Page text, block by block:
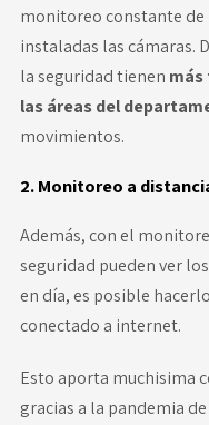
monitoreo constante
instaladas las cámaras.
la seguridad tienen
las áreas del
movimientos.
2. Monitoreo a
Además, con el
seguridad pueden ver
en día, es posible
conectado a internet.
Esto aporta muchisima
gracias a la pandemia